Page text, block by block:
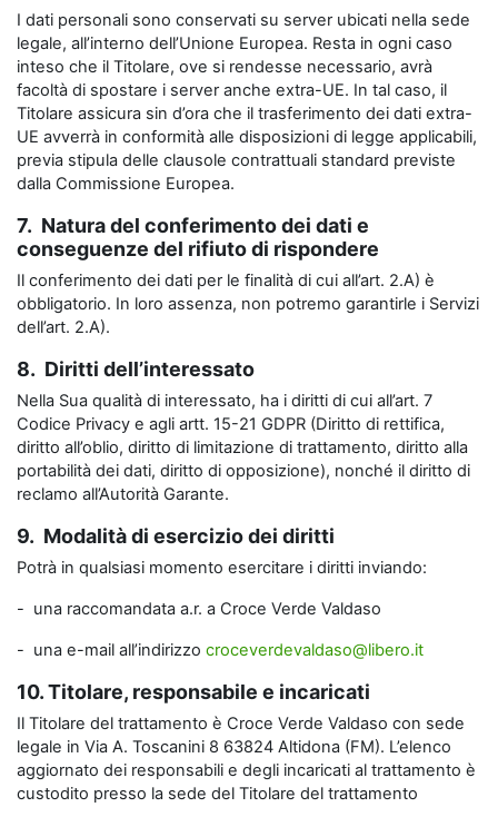
I dati personali sono conservati su server ubicati nella sede
legale, all’interno dell’Unione Europea. Resta in ogni caso
inteso che il Titolare, ove si rendesse necessario, avrà
facoltà di spostare i server anche extra-UE. In tal caso, il
Titolare assicura sin d’ora che il trasferimento dei dati extra-
UE avverrà in conformità alle disposizioni di legge applicabili,
previa stipula delle clausole contrattuali standard previste
dalla Commissione Europea.
7. Natura del conferimento dei dati e
conseguenze del rifiuto di rispondere
Il conferimento dei dati per le finalità di cui all’art. 2.A) è
obbligatorio. In loro assenza, non potremo garantirle i Servizi
dell’art. 2.A).
8. Diritti dell’interessato
Nella Sua qualità di interessato, ha i diritti di cui all’art. 7
Codice Privacy e agli artt. 15-21 GDPR (Diritto di rettifica,
diritto all’oblio, diritto di limitazione di trattamento, diritto alla
portabilità dei dati, diritto di opposizione), nonché il diritto di
reclamo all’Autorità Garante.
9. Modalità di esercizio dei diritti
Potrà in qualsiasi momento esercitare i diritti inviando:
- una raccomandata a.r. a Croce Verde Valdaso
- una e-mail all’indirizzo croceverdevaldaso@libero.it
10. Titolare, responsabile e incaricati
Il Titolare del trattamento è Croce Verde Valdaso con sede
legale in Via A. Toscanini 8 63824 Altidona (FM). L’elenco
aggiornato dei responsabili e degli incaricati al trattamento è
custodito presso la sede del Titolare del trattamento